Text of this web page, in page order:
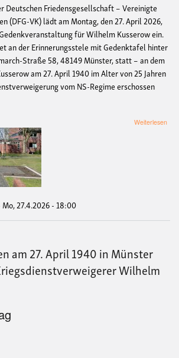
Deutschen Friedensgesellschaft – Vereinigte
(DFG-VK) lädt am Montag, den 27. April 2026,
für Wilhelm Kusserow ein.
an der Erinnerungsstele mit Gedenktafel hinter
Straße 58, 48149 Münster, statt – an dem
am 27. April 1940 im Alter von 25 Jahren
vom NS-Regime erschossen
Weiterlesen
Mo, 27.4.2026 - 18:00
am 27. April 1940 in Münster
Wilhelm